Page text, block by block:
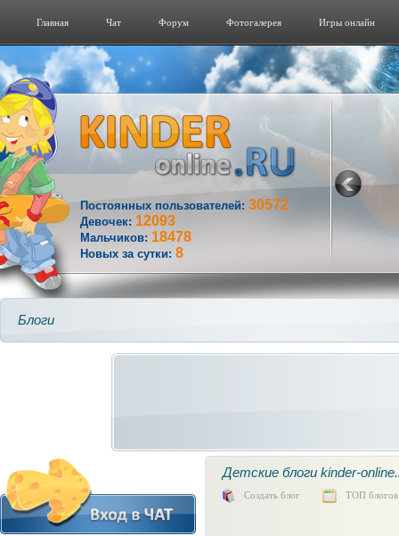
Главная Чат Форум Фотогалерeя Игры онлайн
Постоянных пользователей: 30572
Девочек: 12093
Мальчиков: 18478
Новых за сутки: 8
Блоги
Детские блоги kinder-
Создать блог ТОП блогов